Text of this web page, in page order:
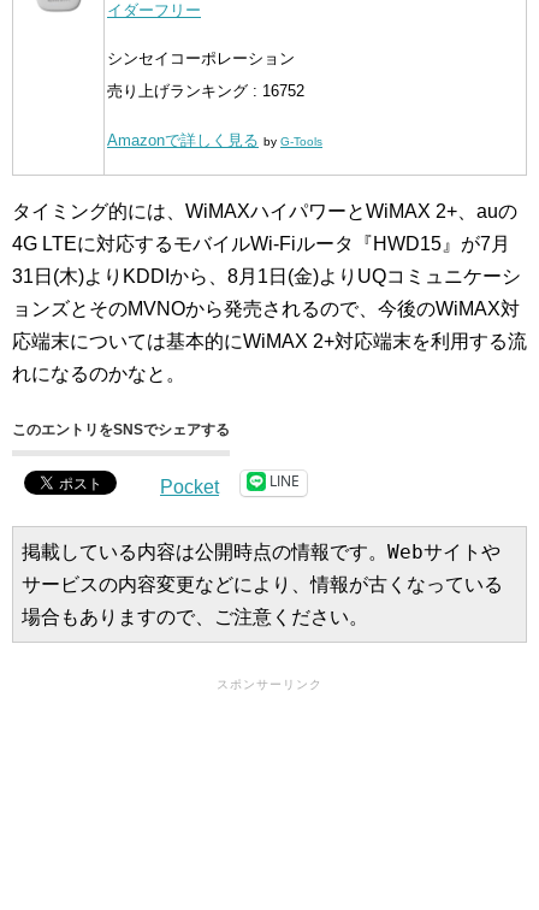
イダーフリー
シンセイコーポレーション
売り上げランキング : 16752
Amazonで詳しく見る by G-Tools
タイミング的には、WiMAXハイパワーとWiMAX 2+、auの
4G LTEに対応するモバイルWi-Fiルータ『HWD15』が7月
31日(木)よりKDDIから、8月1日(金)よりUQコミュニケーシ
ョンズとそのMVNOから発売されるので、今後のWiMAX対
応端末については基本的にWiMAX 2+対応端末を利用する流
れになるのかなと。
このエントリをSNSでシェアする
Pocket LINE
掲載している内容は公開時点の情報です。Webサイトや
サービスの内容変更などにより、情報が古くなっている
場合もありますので、ご注意ください。
スポンサーリンク